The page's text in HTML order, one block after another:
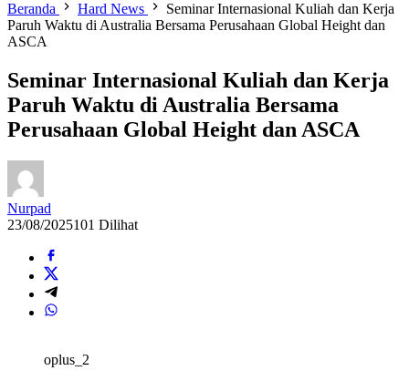
Beranda
Hard News
Seminar Internasional Kuliah dan Kerja
Paruh Waktu di Australia Bersama Perusahaan Global Height dan
ASCA
Seminar Internasional Kuliah dan Kerja
Paruh Waktu di Australia Bersama
Perusahaan Global Height dan ASCA
Nurpad
23/08/2025101 Dilihat
oplus_2